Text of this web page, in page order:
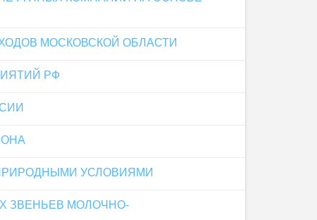
МОСКОВСКОЙ ОБЛАСТИ
РФ
УСЛОВИЯМИ
ЗВЕНЬЕВ МОЛОЧНО-